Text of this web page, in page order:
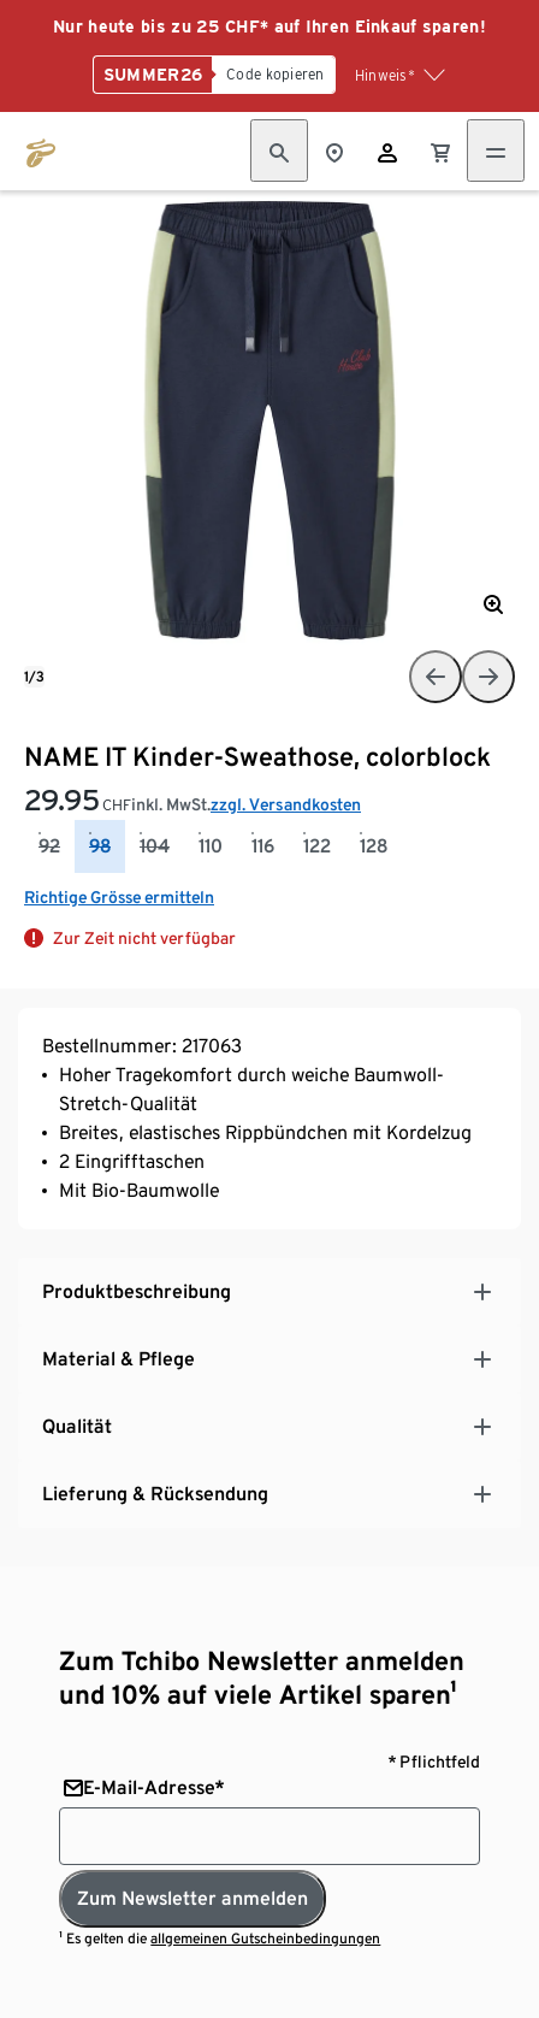
Nur heute bis zu 25 CHF* auf Ihren Einkauf sparen!
SUMMER26 Code kopieren Hinweis*
NAME IT Kinder-Sweathose, colorblock
29.95 CHFinkl. MwSt.zzgl. Versandkosten
92 98 104 110 116 122 128
Richtige Grösse ermitteln
Zur Zeit nicht verfügbar
1/3
Bestellnummer: 217063
Hoher Tragekomfort durch weiche Baumwoll-
Stretch-Qualität
Breites, elastisches Rippbündchen mit Kordelzug
2 Eingrifftaschen
Mit Bio-Baumwolle
Produktbeschreibung
Material & Pflege
Qualität
Lieferung & Rücksendung
Zum Tchibo Newsletter anmelden
und 10% auf viele Artikel sparen¹
* Pflichtfeld
E-Mail-Adresse*
Zum Newsletter anmelden
¹ Es gelten dieallgemeinen Gutscheinbedingungen